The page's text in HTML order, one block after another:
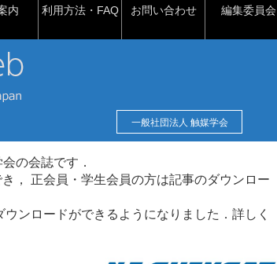
内 利用方法・FAQ お問い合わせ 編集委員会
一般社団法人 触媒学会
の会誌です．
， 正会員・学生会員の方は記事のダウンロー
ンロードができるようになりました．詳しく